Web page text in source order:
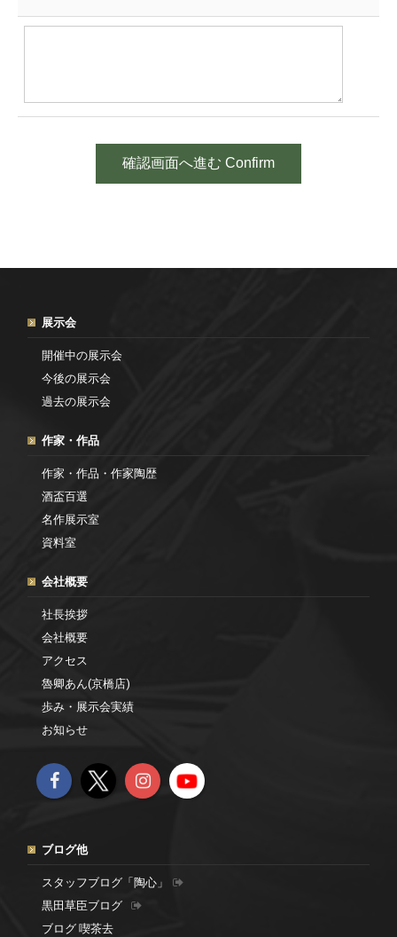
展示会
開催中の展示会
今後の展示会
過去の展示会
作家・作品
作家・作品・作家陶歴
酒盃百選
名作展示室
資料室
会社概要
社長挨拶
会社概要
アクセス
魯卿あん(京橋店)
歩み・展示会実績
お知らせ
ブログ他
スタッフブログ「陶心」
黒田草臣ブログ
ブログ 喫茶去